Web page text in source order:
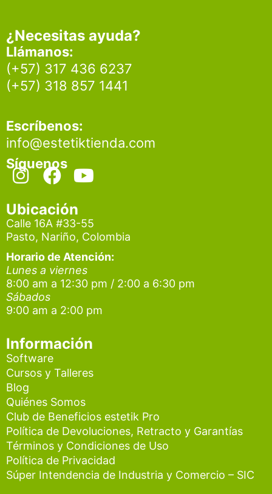
¿Necesitas ayuda?
Llámanos:
(+57) 317 436 6237
(+57) 318 857 1441
Escríbenos:
info@estetiktienda.com
Síguenos
I
n
s
t
a
g
r
a
m
F
a
c
e
b
o
o
Y
o
t
u
b
e
Ubicación
Calle 16A #33-55
Pasto, Nariño, Colombia
Horario de Atención:
Lunes a viernes
8:00 am a 12:30 pm / 2:00 a 6:30 pm
Sábados
9:00 am a 2:00 pm
Información
Software
Cursos y Talleres
Blog
Quiénes Somos
Club de Beneficios estetik Pro
Política de Devoluciones, Retracto y Garantías
Términos y Condiciones de Uso
Política de Privacidad
Súper Intendencia de Industria y Comercio – SIC